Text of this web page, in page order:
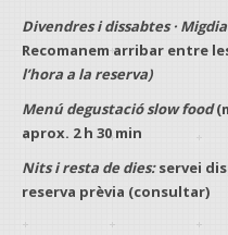
Divendres i dissabtes · Migdia
Recomanem arribar entre
l’hora a la reserva)
Menú degustació slow food
aprox. 2 h 30 min
Nits i resta de dies:servei
reserva prèvia (consultar)